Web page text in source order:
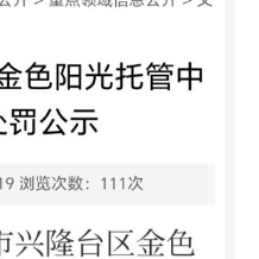
的，由县级以上人民政府
门责令限期改正，并予以
用后没收违法所得;情节严重